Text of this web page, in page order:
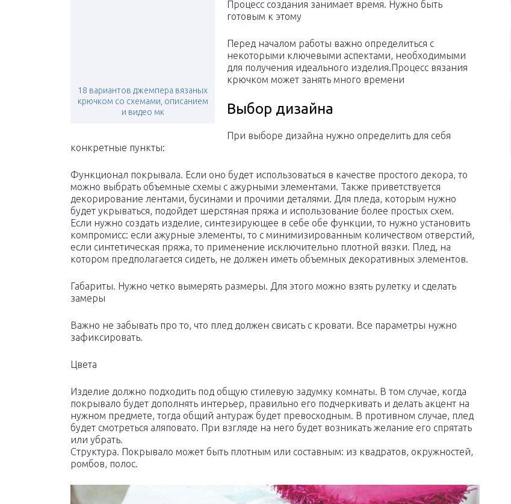
18 вариантов джемпера вязаных
крючком со схемами, описанием
и видео мк
Процесс создания занимает время. Нужно быть
готовым к этому
Перед началом работы важно определиться с
некоторыми ключевыми аспектами, необходимыми
для получения идеального изделия.Процесс вязания
крючком может занять много времени
Выбор дизайна
При выборе дизайна нужно определить для себя
конкретные пункты:
Функционал покрывала. Если оно будет использоваться в качестве простого декора, то
можно выбрать объемные схемы с ажурными элементами. Также приветствуется
декорирование лентами, бусинами и прочими деталями. Для пледа, которым нужно
будет укрываться, подойдет шерстяная пряжа и использование более простых схем.
Если нужно создать изделие, синтезирующее в себе обе функции, то нужно установить
компромисс: если ажурные элементы, то с минимизированным количеством отверстий,
если синтетическая пряжа, то применение исключительно плотной вязки. Плед, на
котором предполагается сидеть, не должен иметь объемных декоративных элементов.
Габариты. Нужно четко вымерять размеры. Для этого можно взять рулетку и сделать
замеры
Важно не забывать про то, что плед должен свисать с кровати. Все параметры нужно
зафиксировать.
Цвета
Изделие должно подходить под общую стилевую задумку комнаты. В том случае, когда
покрывало будет дополнять интерьер, правильно его подчеркивать и делать акцент на
нужном предмете, тогда общий антураж будет превосходным. В противном случае, плед
будет смотреться аляповато. При взгляде на него будет возникать желание его спрятать
или убрать.
Структура. Покрывало может быть плотным или составным: из квадратов, окружностей,
ромбов, полос.